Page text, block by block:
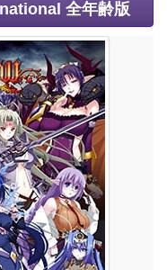
全年齢版